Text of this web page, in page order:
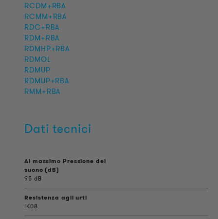
RCDM+RBA
RCMM+RBA
RDC+RBA
RDM+RBA
RDMHP+RBA
RDMOL
RDMUP
RDMUP+RBA
RMM+RBA
Dati tecnici
Al massimo Pressione del
suono (dB)
95 dB
Resistenza agli urti
IK08